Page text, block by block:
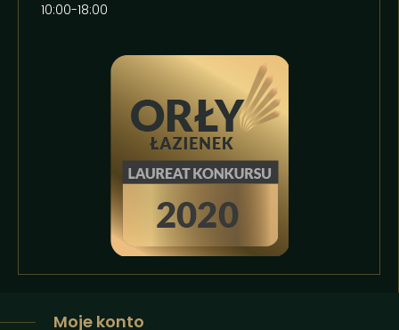
10:00-18:00
Moje konto